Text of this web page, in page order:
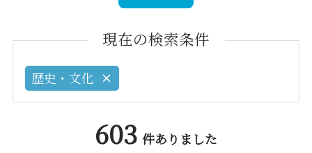
現在の検索条件
歴史・文化
603 件ありました